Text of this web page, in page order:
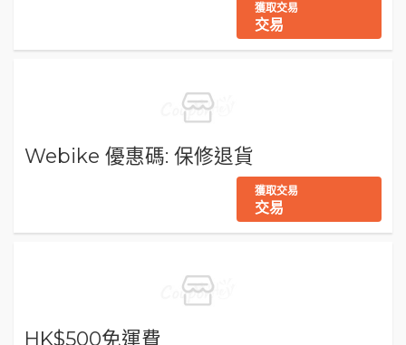
獲取交易
交易
Webike 優惠碼: 保修退貨
獲取交易
交易
HK$500免運費